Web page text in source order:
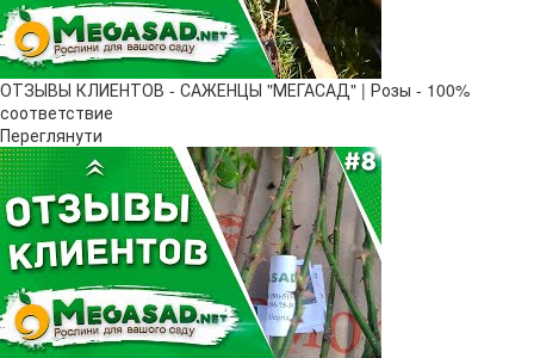
ОТЗЫВЫ КЛИЕНТОВ - САЖЕНЦЫ "МЕГАСАД" | Розы - 100%
соответствие
Переглянути